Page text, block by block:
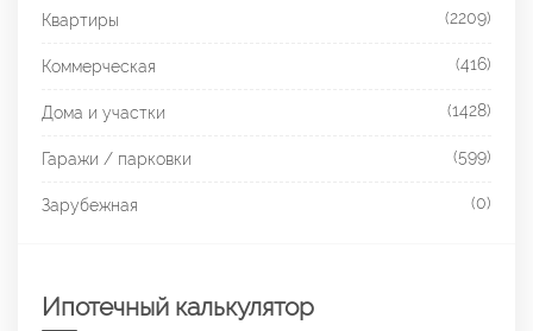
Квартиры (2209)
Коммерческая (416)
Дома и участки (1428)
Гаражи / парковки (599)
Зарубежная (0)
Ипотечный калькулятор